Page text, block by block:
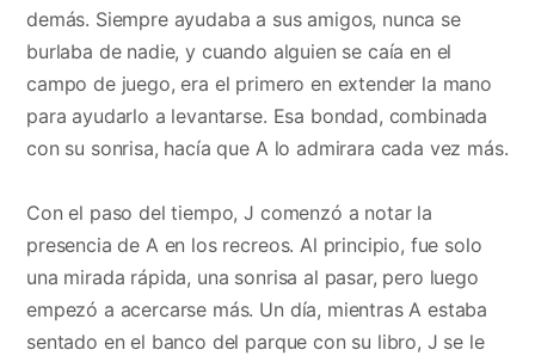
demás. Siempre ayudaba a sus amigos, nunca se
burlaba de nadie, y cuando alguien se caía en el
campo de juego, era el primero en extender la mano
para ayudarlo a levantarse. Esa bondad, combinada
con su sonrisa, hacía que A lo admirara cada vez más.
Con el paso del tiempo, J comenzó a notar la
presencia de A en los recreos. Al principio, fue solo
una mirada rápida, una sonrisa al pasar, pero luego
empezó a acercarse más. Un día, mientras A estaba
sentado en el banco del parque con su libro, J se le